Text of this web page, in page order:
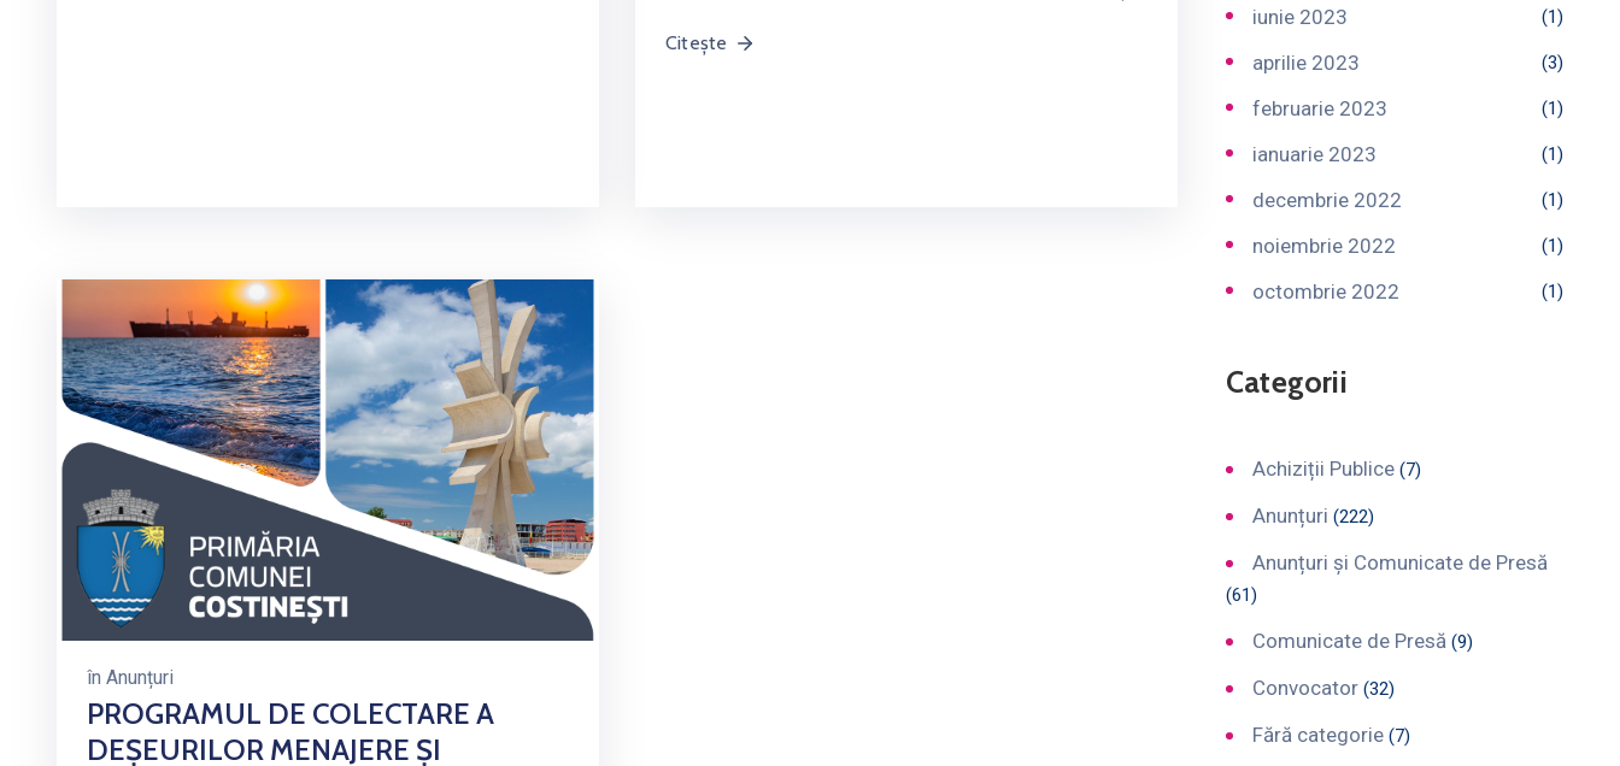
Citește
în Anunțuri
PROGRAMUL DE COLECTARE A
DEȘEURILOR MENAJERE ȘI
iunie 2023 (1)
aprilie 2023 (3)
februarie 2023 (1)
ianuarie 2023 (1)
decembrie 2022 (1)
noiembrie 2022 (1)
octombrie 2022 (1)
Categorii
Achiziții Publice (7)
Anunțuri (222)
Anunțuri și Comunicate de Presă
(61)
Comunicate de Presă (9)
Convocator (32)
Fără categorie (7)